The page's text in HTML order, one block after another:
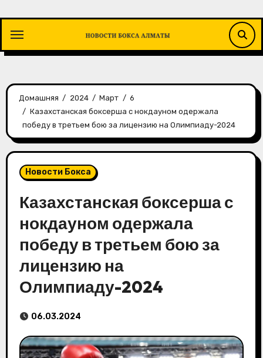
содержимому
Домашняя 2024 Март
6
Казахстанская боксерша с нокдауном одержала
победу в третьем бою за лицензию на Олимпиаду-2024
Новости Бокса
Казахстанская боксерша с
нокдауном одержала
победу в третьем бою за
лицензию на
Олимпиаду-2024
06.03.2024